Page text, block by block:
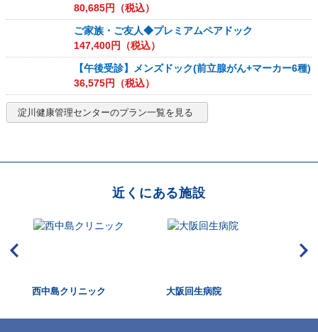
80,685円（税込）
ご家族・ご友人◆プレミアムペアドック
147,400円（税込）
【午後受診】メンズドック(前立腺がん+マーカー6種)
36,575円（税込）
淀川健康管理センターのプラン一覧を見る
近くにある施設
西中島クリニック 大阪回生病院